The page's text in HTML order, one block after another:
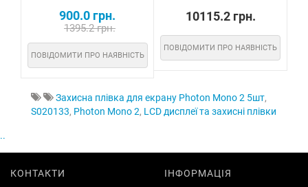
900.0 грн.
1395.2 грн.
ПОВІДОМИТИ ПРО НАЯВНІСТЬ
10115.2 грн.
ПОВІДОМИТИ ПРО НАЯВНІСТЬ
Захисна плівка для екрану Photon Mono 2 5шт,
S020133, Photon Mono 2, LCD дисплеї та захисні плівки
..
КОНТАКТИ ІНФОРМАЦІЯ